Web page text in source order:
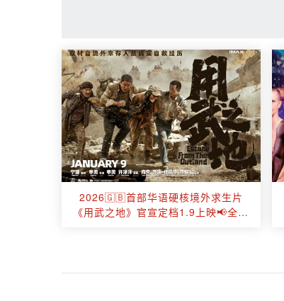
2026🇬🇧首部华语硬核境外求生片
《用武之地》官宣定档1.9上映📢全程